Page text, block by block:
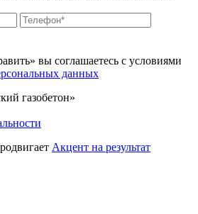
вы соглашаетесь с условиями
данных
газобетон»
Акцент на результат